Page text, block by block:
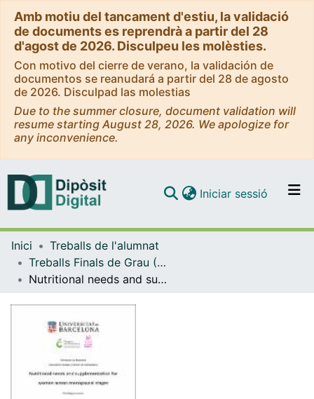
Amb motiu del tancament d'estiu, la validació
de documents es reprendrà a partir del 28
d'agost de 2026. Disculpeu les molèsties.
Con motivo del cierre de verano, la validación de
documentos se reanudará a partir del 28 de agosto
de 2026. Disculpad las molestias
Due to the summer closure, document validation will
resume starting August 28, 2026. We apologize for
any inconvenience.
Navega per tot el DD
Iniciar sessió (current)
Inici
Treballs de l'alumnat
Treballs Finals de Grau (TFG) - Farmàcia i Nutrició Humana i Dietètica (Doble Grau)
Nutritional needs and supplementation for women across menopausal stages